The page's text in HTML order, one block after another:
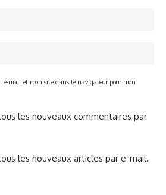
e-mail et mon site dans le navigateur pour mon
les nouveaux commentaires par
les nouveaux articles par e-mail.